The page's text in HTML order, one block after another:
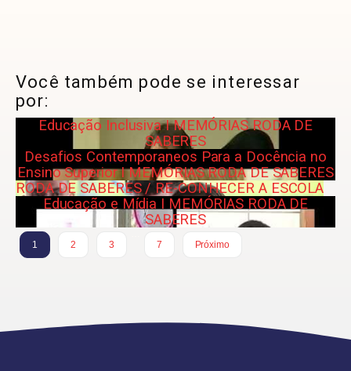
Você também pode se interessar
por:
Educação Inclusiva I MEMÓRIAS RODA DE
SABERES
Desafios Contemporaneos Para a Docência no
Ensino Superior I MEMÓRIAS RODA DE SABERES
RODA DE SABERES / RE-CONHECER A ESCOLA
Educação e Mídia I MEMÓRIAS RODA DE
SABERES
1 2 3
7
Próximo